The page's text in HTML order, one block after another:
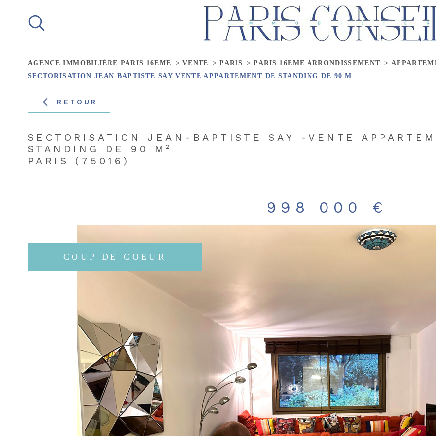
recherche
principal
AGENCE IMMOBILIÈRE PARIS 16EME VENTE PARIS PARIS 16EME ARRONDISSEMENT
SECTORISATION JEAN BAPTISTE SAY VENTE APPARTEMENT DE STANDING DE 90 M
RETOUR
SECTORISATION JEAN-BAPTISTE SAY -VENTE
STANDING DE 90 M²
PARIS (75016)
998 000 €
COUP DE COEUR